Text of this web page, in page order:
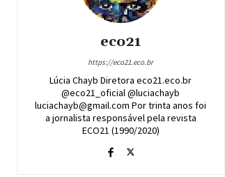
eco21
https://eco21.eco.br
Lúcia Chayb Diretora eco21.eco.br
@eco21_oficial @luciachayb
luciachayb@gmail.com Por trinta anos foi
a jornalista responsável pela revista
ECO21 (1990/2020)